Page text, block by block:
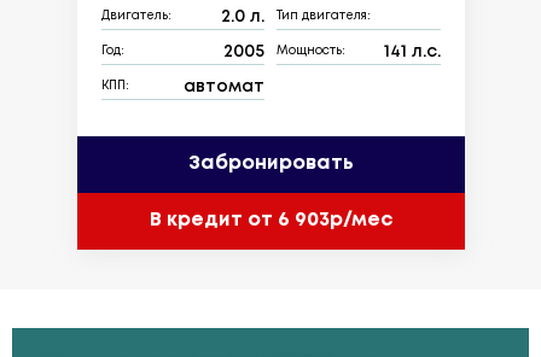
Двигатель: 2.0 л. Тип двигателя:
Год: 2005 Мощность: 141 л.с.
КПП: автомат
Забронировать
В кредит от 6 903р/мес